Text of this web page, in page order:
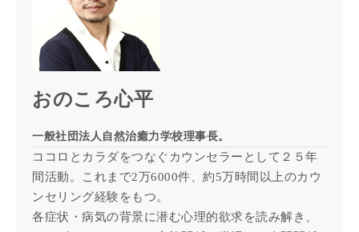
おのころ心平
一般社団法人自然治癒力学校理事長。
ココロとカラダをつなぐカウンセラーとして２５年
間活動。これまで2万6000件、約5万時間以上のカウ
ンセリング経験をもつ。
各症状・病気の背景に潜む心理的欲求を読み解き、